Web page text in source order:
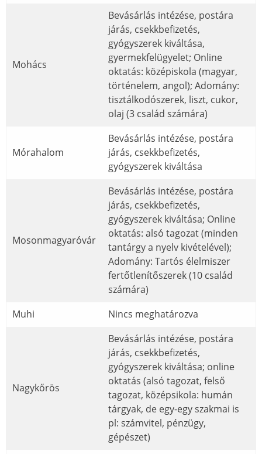
Mohács
Bevásárlás intézése, postára
járás, csekkbefizetés,
gyógyszerek kiváltása,
gyermekfelügyelet; Online
oktatás: középiskola (magyar,
történelem, angol); Adomány:
tisztálkodószerek, liszt, cukor,
olaj (3 család számára)
Mórahalom
Bevásárlás intézése, postára
járás, csekkbefizetés,
gyógyszerek kiváltása
Mosonmagyaróvár
Bevásárlás intézése, postára
járás, csekkbefizetés,
gyógyszerek kiváltása; Online
oktatás: alsó tagozat (minden
tantárgy a nyelv kivételével);
Adomány: Tartós élelmiszer
fertőtlenítőszerek (10 család
számára)
Muhi
Nincs meghatározva
Nagykőrös
Bevásárlás intézése, postára
járás, csekkbefizetés,
gyógyszerek kiváltása; online
oktatás (alsó tagozat, felső
tagozat, középsikola: humán
tárgyak, de egy-egy szakmai is
pl: számvitel, pénzügy,
gépészet)